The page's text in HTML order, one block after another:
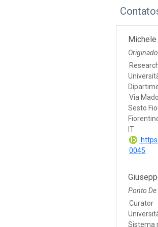
Via
Sesto
IT
0045
Ponto
Curator
Sistema